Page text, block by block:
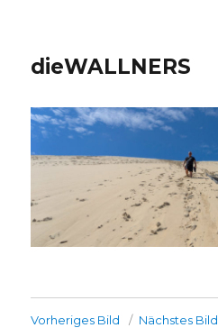
dieWALLNERS
Vorheriges Bild Nächstes Bild